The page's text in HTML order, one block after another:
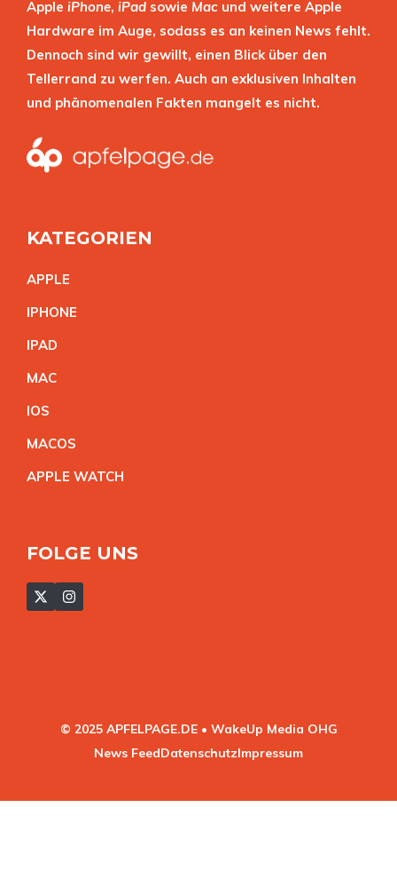
Apple iPhone, iPad sowie Mac und weitere Apple
Hardware im Auge, sodass es an keinen News fehlt.
Dennoch sind wir gewillt, einen Blick über den
Tellerrand zu werfen. Auch an exklusiven Inhalten
und phänomenalen Fakten mangelt es nicht.
KATEGORIEN
APPLE
IPHONE
IPAD
MAC
IOS
MACOS
APPLE WATCH
FOLGE UNS
© 2025 APFELPAGE.DE • WakeUp Media OHG
News FeedDatenschutzImpressum